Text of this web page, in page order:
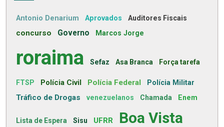
Antonio Denarium Aprovados Auditores Fiscais
concurso Governo Marcos Jorge
roraima Sefaz Asa Branca Força tarefa
FTSP Polícia Civil Polícia Federal Polícia Militar
Tráfico de Drogas venezuelanos Chamada Enem
Lista de Espera Sisu UFRR Boa Vista